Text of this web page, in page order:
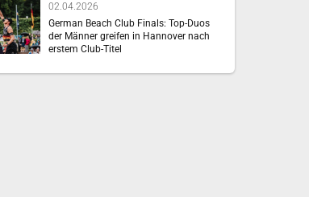
02.04.2026
German Beach Club Finals: Top-Duos
der Männer greifen in Hannover nach
erstem Club-Titel